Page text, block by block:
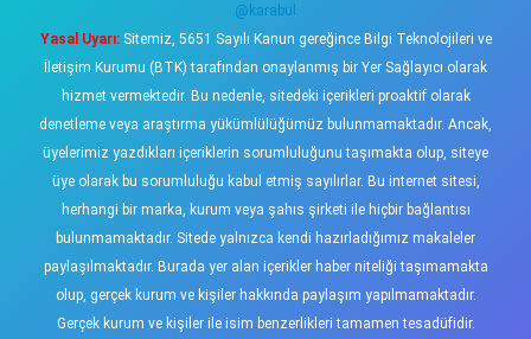
@karabul
Yasal Uyarı:Sitemiz, 5651 Sayılı Kanun gereğince Bilgi Teknolojileri ve
İletişim Kurumu (BTK) tarafından onaylanmış bir Yer Sağlayıcı olarak
hizmet vermektedir. Bu nedenle, sitedeki içerikleri proaktif olarak
denetleme veya araştırma yükümlülüğümüz bulunmamaktadır. Ancak,
üyelerimiz yazdıkları içeriklerin sorumluluğunu taşımakta olup, siteye
üye olarak bu sorumluluğu kabul etmiş sayılırlar. Bu internet sitesi,
herhangi bir marka, kurum veya şahıs şirketi ile hiçbir bağlantısı
bulunmamaktadır. Sitede yalnızca kendi hazırladığımız makaleler
paylaşılmaktadır. Burada yer alan içerikler haber niteliği taşımamakta
olup, gerçek kurum ve kişiler hakkında paylaşım yapılmamaktadır.
Gerçek kurum ve kişiler ile isim benzerlikleri tamamen tesadüfidir.